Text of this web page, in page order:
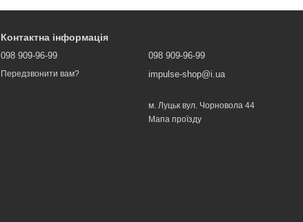
Контактна інформація
098 909-96-99
Передзвонити вам?
098 909-96-99
impulse-shop@i.ua
м. Луцьк вул. Чорновола 44
Мапа проїзду